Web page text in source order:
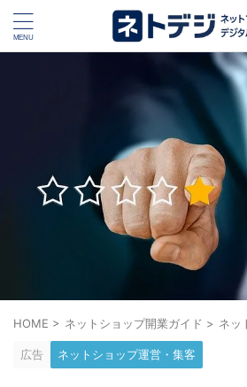
タグ
Square BASE
ネットショップ開設１vs１ 無料ネッ
予約管理システム Shopify Air
キャッシュレス決済端末１
POSレジ スマレジ カラーミー
HOME > ネットショップ開業ガイド > ネッ
広告 ネットショップ運営・集客